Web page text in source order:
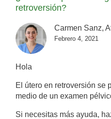
retroversión?
Carmen Sanz,
Febrero 4, 2021
Hola
El útero en retroversión se
medio de un examen
Si necesitas más ayuda,